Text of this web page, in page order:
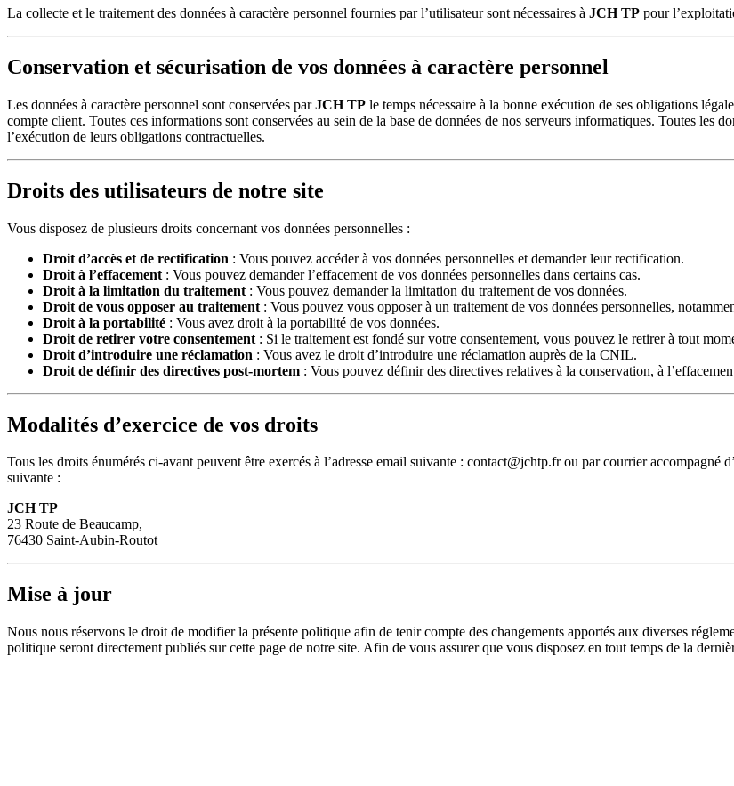
La collecte et le traitement des données à caractère personnel fournies par l’utilisateur sont nécessaires à JCH TP pour
Conservation et sécurisation de vos données à caractère personnel
Les données à caractère personnel sont conservées parJCH TP le temps nécessaire à la bonne exécution de ses obligations
compte client. Toutes ces informations sont conservées au sein de la base de données de nos serveurs informatiques. Toutes les
l’exécution de leurs obligations contractuelles.
Droits des utilisateurs de notre site
Vous disposez de plusieurs droits concernant vos données personnelles :
Droit d’accès et de rectification : Vous pouvez accéder à vos données personnelles et demander leur rectification.
Droit à l’effacement : Vous pouvez demander l’effacement de vos données personnelles dans certains cas.
Droit à la limitation du traitement : Vous pouvez demander la limitation du traitement de vos données.
Droit de vous opposer au traitement : Vous pouvez vous opposer à un traitement de vos données personnelles,
Droit à la portabilité : Vous avez droit à la portabilité de vos données.
Droit de retirer votre consentement : Si le traitement est fondé sur votre consentement, vous pouvez le retirer à tout
Droit d’introduire une réclamation : Vous avez le droit d’introduire une réclamation auprès de la CNIL.
Droit de définir des directives post-mortem : Vous pouvez définir des directives relatives à la conservation, à
Modalités d’exercice de vos droits
Tous les droits énumérés ci-avant peuvent être exercés à l’adresse email suivante : contact@jchtp.frou par courrier accompagné
suivante :
JCH TP
23 Route de Beaucamp,
76430 Saint-Aubin-Routot
Mise à jour
Nous nous réservons le droit de modifier la présente politique afin de tenir compte des changements apportés aux diverses
politique seront directement publiés sur cette page de notre site. Afin de vous assurer que vous disposez en tout temps de la